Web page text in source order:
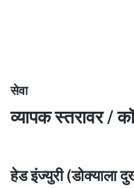
सेवा
व्यापक स्तरावर /
हेड इंज्युरी (डोक्याला